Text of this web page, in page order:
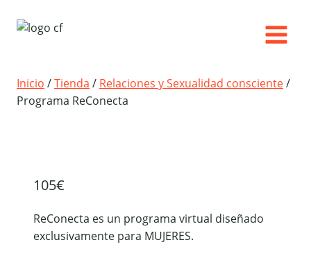
Inicio /Tienda / Relaciones y Sexualidad consciente/
Programa ReConecta
105€
ReConecta es un programa virtual diseñado
exclusivamente para MUJERES.